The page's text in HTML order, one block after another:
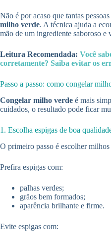
Não é por acaso que tantas
milho verde. A técnica ajuda a
mão de um ingrediente saboroso e
Leitura Recomendada: Você
corretamente? Saiba evitar os
Passo a passo: como congelar
Congelar milho verde é mais
cuidados, o resultado pode ficar
1. Escolha espigas de boa
O primeiro passo é escolher milhos
Prefira espigas com:
palhas verdes;
grãos bem formados;
aparência brilhante e firme.
Evite espigas com: